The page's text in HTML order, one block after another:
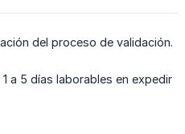
del proceso de validación.
a 5 días laborables en expedir